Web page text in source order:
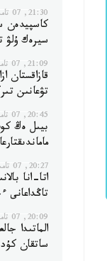
21:30, 07 تامىز 2026
كاسپيدەن
سيرەك ۇلۋ
21:09, 07 تامىز 2026
قازاقستان
تۋعانىن
20:45, 07 تامىز 2026
بيىل ەڭ
20:27, 07 تامىز 2026
اتا-انا
20:09, 07 تامىز 2026
الماتىدا
ساتقان